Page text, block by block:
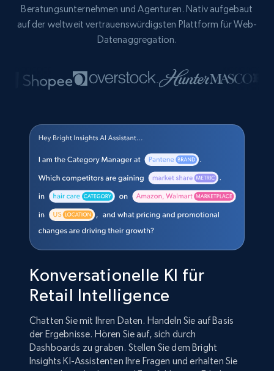
Beratungsunternehmen und Agenturen. Nativ aufgebaut
auf der weltweit vertrauenswürdigsten Plattform für Web-
Datenaggregation.
Konversationelle KI für
Retail Intelligence
Chatten Sie mit Ihren Daten. Handeln Sie auf Basis
der Ergebnisse. Hören Sie auf, sich durch
Dashboards zu graben. Stellen Sie dem Bright
Insights KI-Assistenten Ihre Fragen und erhalten Sie